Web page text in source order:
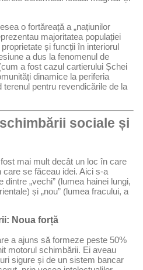
o fortăreață a „națiunilor
majoritatea populației
și funcții în interiorul
a dus la fenomenul de
a fost cazul cartierului Șchei
dinamice la periferia
pentru revendicările de la
sociale și
mai mult decât un loc în care
se făceau idei. Aici s-a
„vechi” (lumea hainei lungi,
și „nou” (lumea fracului, a
Noua forță
a ajuns să formeze peste 50%
motorul schimbării. Ei aveau
sigure și de un sistem bancar